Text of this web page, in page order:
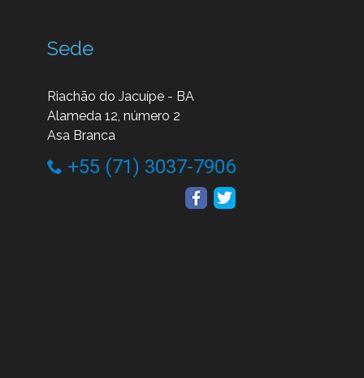
Sede
Riachão do Jacuípe - BA
Alameda 12, número 2
Asa Branca
+55 (71) 3037-7906